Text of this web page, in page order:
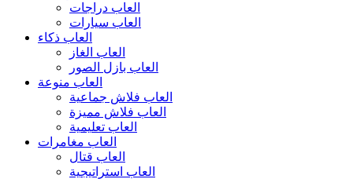
العاب دراجات
العاب سيارات
العاب ذكاء
العاب الغاز
العاب بازل الصور
العاب منوعة
العاب فلاش جماعية
العاب فلاش مميزة
العاب تعليمية
العاب مغامرات
العاب قتال
العاب استراتيجية